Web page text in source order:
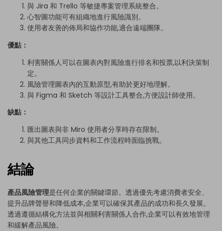
與 Jira 和 Trello 等敏捷專案管理系統整合。
心智圖功能可有組織地進行風險識別。
使用者友善的佈局和協作功能,適合遠端團隊。
優點：
利害關係人可以在圖表內對風險進行排名和投票,以利決策制
定。
風險管理圖表內的互動原型,有助於更好地理解。
與 Figma 和 Sketch 等設計工具整合,方便設計師使用。
缺點：
匯出圖表與非 Miro 使用者分享時存在限制。
與其他工具同步資料和工作流程時面臨挑戰。
結論
產品風險管理是任何企業的關鍵環節。透過優先考慮消費者安全、
提升品牌聲譽和降低成本,企業可以確保其產品的成功和長久發展。
透過遵循結構化方法並與相關利害關係人合作,企業可以有效地管理
和緩解產品風險。